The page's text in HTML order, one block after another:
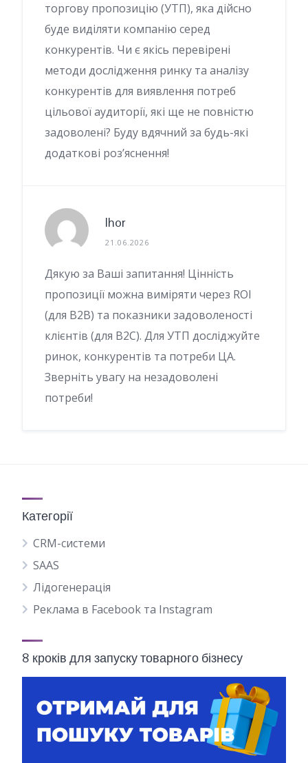
торгову пропозицію (УТП), яка дійсно
буде виділяти компанію серед
конкурентів. Чи є якісь перевірені
методи дослідження ринку та аналізу
конкурентів для виявлення потреб
цільової аудиторії, які ще не повністю
задоволені? Буду вдячний за будь-які
додаткові роз’яснення!
Ihor
21.06.2026
Дякую за Ваші запитання! Цінність
пропозиції можна виміряти через ROI
(для B2B) та показники задоволеності
клієнтів (для B2C). Для УТП досліджуйте
ринок, конкурентів та потреби ЦА.
Зверніть увагу на незадоволені
потреби!
Категорії
CRM-системи
SAAS
Лідогенерація
Реклама в Facebook та Instagram
8 кроків для запуску товарного бізнесу